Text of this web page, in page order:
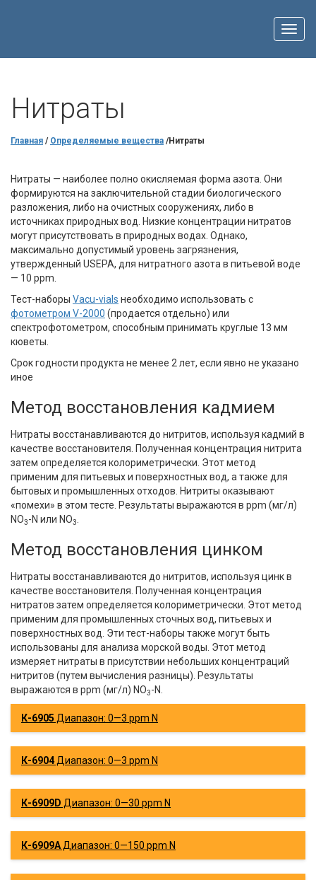
Нитраты
Главная / Определяемые вещества /Нитраты
Нитраты — наиболее полно окисляемая форма азота. Они
формируются на заключительной стадии биологического
разложения, либо на очистных сооружениях, либо в
источниках природных вод. Низкие концентрации нитратов
могут присутствовать в природных водах. Однако,
максимально допустимый уровень загрязнения,
утвержденный USEPA, для нитратного азота в питьевой воде
— 10 ppm.
Тест-наборы Vacu-vials необходимо использовать с
фотометром V-2000 (продается отдельно) или
спектрофотометром, способным принимать круглые 13 мм
кюветы.
Срок годности продукта не менее 2 лет, если явно не указано
иное
Метод восстановления кадмием
Нитраты восстанавливаются до нитритов, используя кадмий в
качестве восстановителя. Полученная концентрация нитрита
затем определяется колориметрически. Этот метод
применим для питьевых и поверхностных вод, а также для
бытовых и промышленных отходов. Нитриты оказывают
«помехи» в этом тесте. Результаты выражаются в ppm (мг/л)
NO3-N или NO3
Метод восстановления цинком
Нитраты восстанавливаются до нитритов, используя цинк в
качестве восстановителя. Полученная концентрация
нитратов затем определяется колориметрически. Этот метод
применим для промышленных сточных вод, питьевых и
поверхностных вод. Эти тест-наборы также могут быть
использованы для анализа морской воды. Этот метод
измеряет нитраты в присутствии небольших концентраций
нитритов (путем вычисления разницы). Результаты
выражаются в ppm (мг/л) NO3-N.
К-6905 Диапазон: 0—3 ppm N
К-6904Диапазон: 0—3 ppm N
К-6909D Диапазон: 0—30 ppm N
К-6909А Диапазон: 0—150 ppm N